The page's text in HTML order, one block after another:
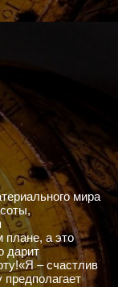
мира
плане, а это
дарит
– счастлив